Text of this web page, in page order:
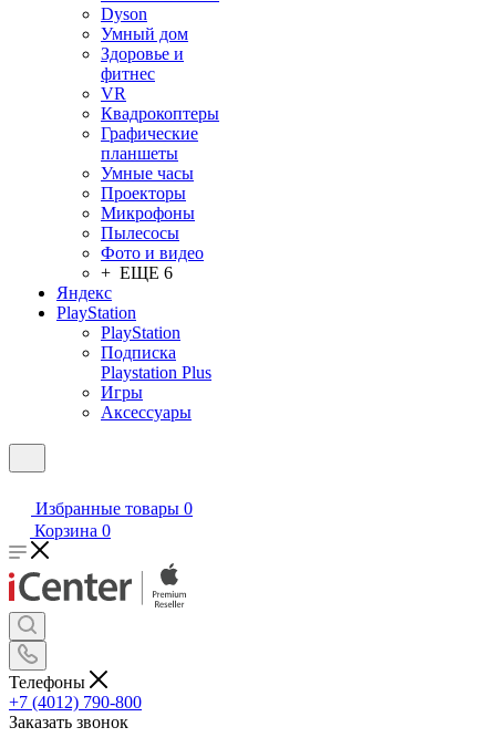
Dyson
Умный дом
Здоровье и
фитнес
VR
Квадрокоптеры
Графические
планшеты
Умные часы
Проекторы
Микрофоны
Пылесосы
Фото и видео
+ ЕЩЕ 6
Яндекс
PlayStation
PlayStation
Подписка
Playstation Plus
Игры
Аксессуары
Избранные товары 0
Корзина 0
Телефоны
+7 (4012) 790-800
Заказать звонок